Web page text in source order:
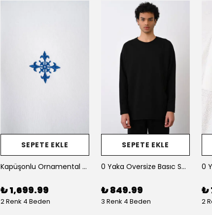
SEPETE EKLE
Kapüşonlu Ornamental Embroiden Erkek Oversize Sweatshirt
₺ 1,699.99
2 Renk 4 Beden
SEPETE EKLE
0 Yaka Oversize Basıc Sweat T-Shırt
₺ 849.99
3 Renk 4 Beden
₺
2